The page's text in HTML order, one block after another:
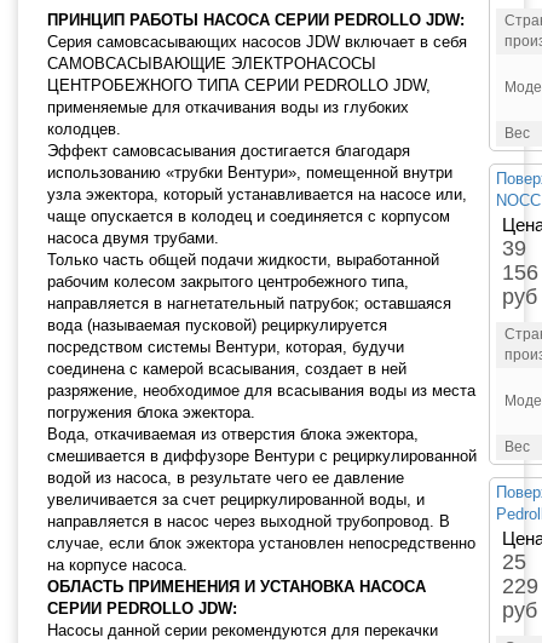
ПРИНЦИП РАБОТЫ НАСОСА СЕРИИ PEDROLLO JDW:
Серия самовсасывающих насосов JDW включает в себя
САМОВСАСЫВАЮЩИЕ ЭЛЕКТРОНАСОСЫ
ЦЕНТРОБЕЖНОГО ТИПА СЕРИИ PEDROLLO JDW,
применяемые для откачивания воды из глубоких
колодцев.
Эффект самовсасывания достигается благодаря
использованию «трубки Вентури», помещенной внутри
узла эжектора, который устанавливается на насосе или,
чаще опускается в колодец и соединяется с корпусом
насоса двумя трубами.
Только часть общей подачи жидкости, выработанной
рабочим колесом закрытого центробежного типа,
направляется в нагнетательный патрубок; оставшаяся
вода (называемая пусковой) рециркулируется
посредством системы Вентури, которая, будучи
соединена с камерой всасывания, создает в ней
разряжение, необходимое для всасывания воды из места
погружения блока эжектора.
Вода, откачиваемая из отверстия блока эжектора,
смешивается в диффузоре Вентури с рециркулированной
водой из насоса, в результате чего ее давление
увеличивается за счет рециркулированной воды, и
направляется в насос через выходной трубопровод. В
случае, если блок эжектора установлен непосредственно
на корпусе насоса.
ОБЛАСТЬ ПРИМЕНЕНИЯ И УСТАНОВКА НАСОСА
СЕРИИ PEDROLLO JDW:
Насосы данной серии рекомендуются для перекачки
Вес
39
156
руб
Вес
25
229
руб